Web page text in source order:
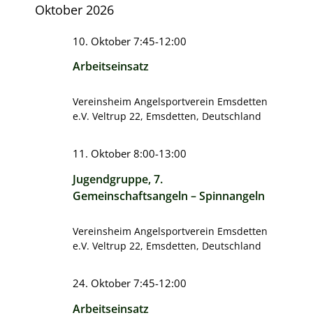
Oktober 2026
Arbeitseinsatz
10. Oktober 7:45-12:00
Vereinsheim Angelsportverein Emsdetten
e.V. Veltrup 22, Emsdetten, Deutschland
Jugendgruppe, 7.
Gemeinschaftsangeln – Spinnangeln
11. Oktober 8:00-13:00
Vereinsheim Angelsportverein Emsdetten
e.V. Veltrup 22, Emsdetten, Deutschland
Arbeitseinsatz
24. Oktober 7:45-12:00